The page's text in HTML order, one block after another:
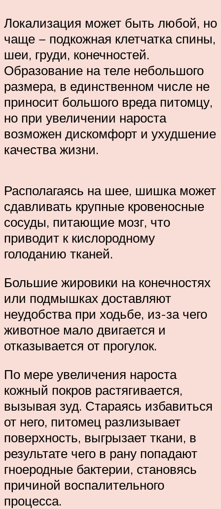
Локализация может быть любой, но
чаще − подкожная клетчатка спины,
шеи, груди, конечностей.
Образование на теле небольшого
размера, в единственном числе не
приносит большого вреда питомцу,
но при увеличении нароста
возможен дискомфорт и ухудшение
качества жизни.
Располагаясь на шее, шишка может
сдавливать крупные кровеносные
сосуды, питающие мозг, что
приводит к кислородному
голоданию тканей.
Большие жировики на конечностях
или подмышках доставляют
неудобства при ходьбе, из-за чего
животное мало двигается и
отказывается от прогулок.
По мере увеличения нароста
кожный покров растягивается,
вызывая зуд. Стараясь избавиться
от него, питомец разлизывает
поверхность, выгрызает ткани, в
результате чего в рану попадают
гноеродные бактерии, становясь
причиной воспалительного
процесса.